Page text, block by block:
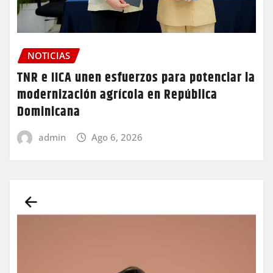
NOTICIAS
TNR e IICA unen esfuerzos para potenciar la
modernización agrícola en República
Dominicana
admin Ago 6, 2026